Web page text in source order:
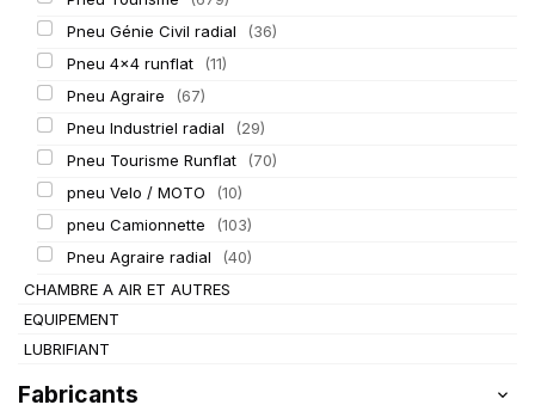
Pneu Génie Civil radial
(36)
Pneu 4x4 runflat
(11)
Pneu Agraire
(67)
Pneu Industriel radial
(29)
Pneu Tourisme Runflat
(70)
pneu Velo / MOTO
(10)
pneu Camionnette
(103)
Pneu Agraire radial
(40)
CHAMBRE A AIR ET AUTRES
EQUIPEMENT
LUBRIFIANT
Fabricants